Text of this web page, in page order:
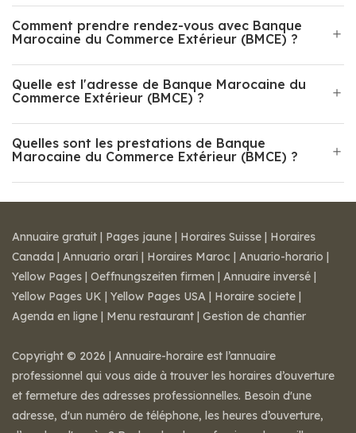
Comment prendre rendez-vous avec Banque
Marocaine du Commerce Extérieur (BMCE) ?
Quelle est l'adresse de Banque Marocaine du
Commerce Extérieur (BMCE) ?
Quelles sont les prestations de Banque
Marocaine du Commerce Extérieur (BMCE) ?
Annuaire gratuit | Pages jaune | Horaires Suisse | Horaires
Canada | Annuario orari | Horaires Maroc | Anuario-horario |
Yellow Pages | Oeffnungszeiten firmen | Annuaire inversé |
Yellow Pages UK | Yellow Pages USA | Horaire societe |
Agenda en ligne | Menu restaurant | Gestion de chantier
Copyright © 2026 | Annuaire-horaire est l’annuaire
professionnel qui vous aide à trouver les horaires d’ouverture
et fermeture des adresses professionnelles. Besoin d'une
adresse, d'un numéro de téléphone, les heures d’ouverture,